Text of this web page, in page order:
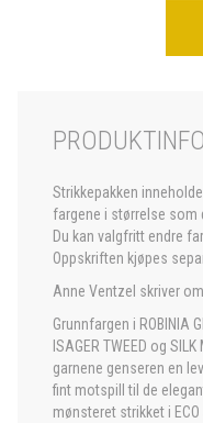
Strikkepakken
fargene i størrelse som
Du kan valgfritt endre
Oppskriften kjøpes
Anne Ventzel skriver
Grunnfargen i ROBINIA
ISAGER TWEED og
garnene genseren en
fint motspill til de
mønsteret strikket i ECO